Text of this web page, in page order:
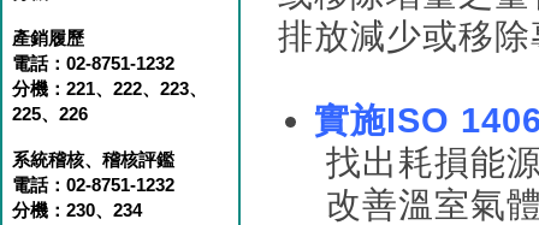
產銷履歷
電話：02-8751-1232
分機：221、222、223、
225、226
系統稽核、稽核評鑑
電話：02-8751-1232
分機：230、234
排放減少或移
實施ISO
找出耗損能
改善溫室氣